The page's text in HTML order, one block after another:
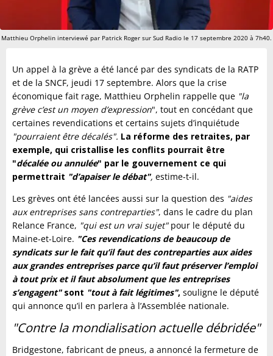
Matthieu Orphelin interviewé par Patrick Roger sur Sud Radio le 17 septembre 2020 à 7h40.
Un appel à la grève a été lancé par des syndicats de la RATP
et de la SNCF, jeudi 17 septembre. Alors que la crise
économique fait rage, Matthieu Orphelin rappelle que "la
grève c’est un moyen d’expression", tout en concédant que
certaines revendications et certains sujets d’inquiétude
"pourraient être décalés". La réforme des retraites, par
exemple, qui cristallise les conflits pourrait être
"décalée ou annulée" par le gouvernement ce qui
permettrait "d’apaiser ledébat", estime-t-il.
Les grèves ont été lancées aussi sur la question des "aides
aux entreprises sans contreparties", dans le cadre du plan
Relance France, "qui est un vrai sujet"pour le député du
Maine-et-Loire. "Cesrevendications de beaucoup de
syndicats sur le fait qu’il faut des contreparties aux aides
aux grandes entreprises parce qu’il faut préserver l’emploi
à tout prix et il faut absolument que les entreprises
s’engagent"sont "tout à fait légitimes", souligne le député
qui annonce qu’il en parlera à l’Assemblée nationale.
"Contre la mondialisation actuelle débridée"
Bridgestone, fabricant de pneus, a annoncé la fermeture de